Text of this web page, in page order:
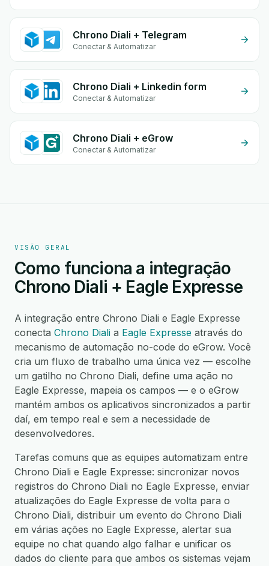
Chrono Diali + Telegram
Conectar & Automatizar
Chrono Diali + Linkedin form
Conectar & Automatizar
Chrono Diali + eGrow
Conectar & Automatizar
VISÃO GERAL
Como funciona a integração
Chrono Diali + Eagle Expresse
A integração entre Chrono Diali e Eagle Expresse
conecta Chrono Diali a Eagle Expresse através do
mecanismo de automação no-code do eGrow. Você
cria um fluxo de trabalho uma única vez — escolhe
um gatilho no Chrono Diali, define uma ação no
Eagle Expresse, mapeia os campos — e o eGrow
mantém ambos os aplicativos sincronizados a partir
daí, em tempo real e sem a necessidade de
desenvolvedores.
Tarefas comuns que as equipes automatizam entre
Chrono Diali e Eagle Expresse: sincronizar novos
registros do Chrono Diali no Eagle Expresse, enviar
atualizações do Eagle Expresse de volta para o
Chrono Diali, distribuir um evento do Chrono Diali
em várias ações no Eagle Expresse, alertar sua
equipe no chat quando algo falhar e unificar os
dados do cliente para que ambos os sistemas vejam